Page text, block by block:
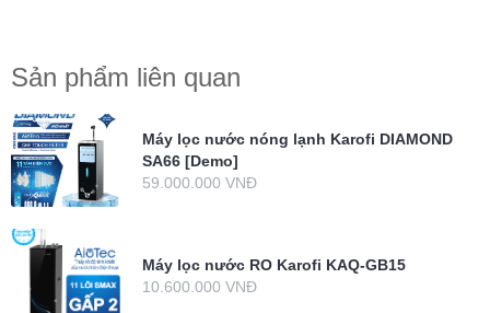
Sản phẩm liên quan
Máy lọc nước nóng lạnh Karofi DIAMOND
SA66 [Demo]
59.000.000 VNĐ
Máy lọc nước RO Karofi KAQ-GB15
10.600.000 VNĐ